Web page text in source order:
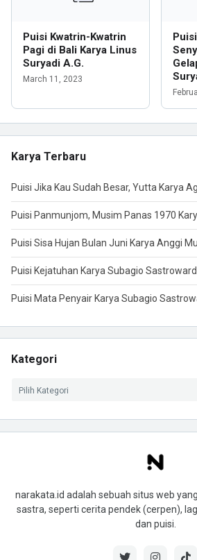
Puisi Kwatrin-Kwatrin
Pagi di Bali Karya Linus
Suryadi A.G.
March 11, 2023
Karya Terbaru
Puisi Jika Kau Sudah Besar, Yutta Karya
Puisi Panmunjom, Musim Panas 1970
Puisi Sisa Hujan Bulan Juni Karya Anggi
Puisi Kejatuhan Karya Subagio
Puisi Mata Penyair Karya Subagio
Kategori
narakata.id adalah sebuah situs web
sastra, seperti cerita pendek (cerpen),
dan puisi.